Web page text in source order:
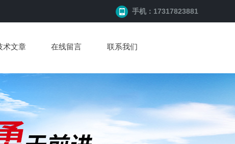
手机：17317823881
术文章 在线留言 联系我们